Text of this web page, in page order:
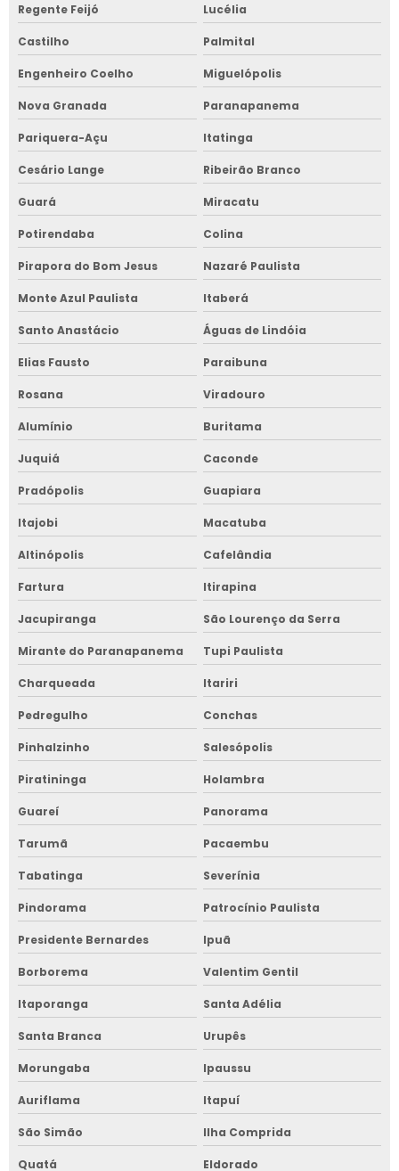
Regente Feijó Lucélia
Castilho Palmital
Engenheiro Coelho Miguelópolis
Nova Granada Paranapanema
Pariquera-Açu Itatinga
Cesário Lange Ribeirão Branco
Guará Miracatu
Potirendaba Colina
Pirapora do Bom Jesus Nazaré Paulista
Monte Azul Paulista Itaberá
Santo Anastácio Águas de Lindóia
Elias Fausto Paraibuna
Rosana Viradouro
Alumínio Buritama
Juquiá Caconde
Pradópolis Guapiara
Itajobi Macatuba
Altinópolis Cafelândia
Fartura Itirapina
Jacupiranga São Lourenço da Serra
Mirante do Paranapanema Tupi Paulista
Charqueada Itariri
Pedregulho Conchas
Pinhalzinho Salesópolis
Piratininga Holambra
Guareí Panorama
Tarumã Pacaembu
Tabatinga Severínia
Pindorama Patrocínio Paulista
Presidente Bernardes Ipuã
Borborema Valentim Gentil
Itaporanga Santa Adélia
Santa Branca Urupês
Morungaba Ipaussu
Auriflama Itapuí
São Simão Ilha Comprida
Quatá Eldorado